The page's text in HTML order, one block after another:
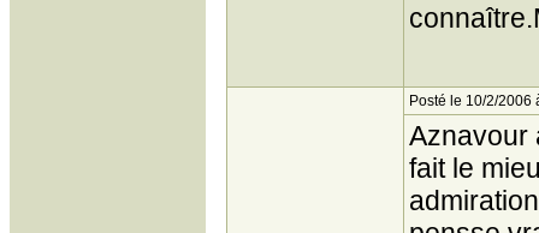
Posté le 10/2/2006
Aznavour
fait le